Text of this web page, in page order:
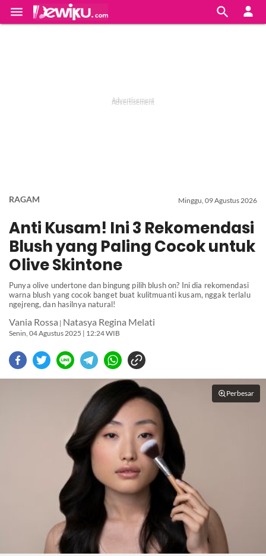
 
RAGAM Minggu, 09 Agustus 2026
Anti Kusam! Ini 3 Rekomendasi
Blush yang Paling Cocok untuk
Olive Skintone
Punya olive undertone dan bingung pilih blush on? Ini dia rekomendasi
warna blush yang cocok banget buat kulitmuanti kusam, nggak terlalu
ngejreng, dan hasilnya natural!
Vania Rossa | Natasya Regina Melati
Senin, 04 Agustus 2025 | 12:24 WIB
Perbesar